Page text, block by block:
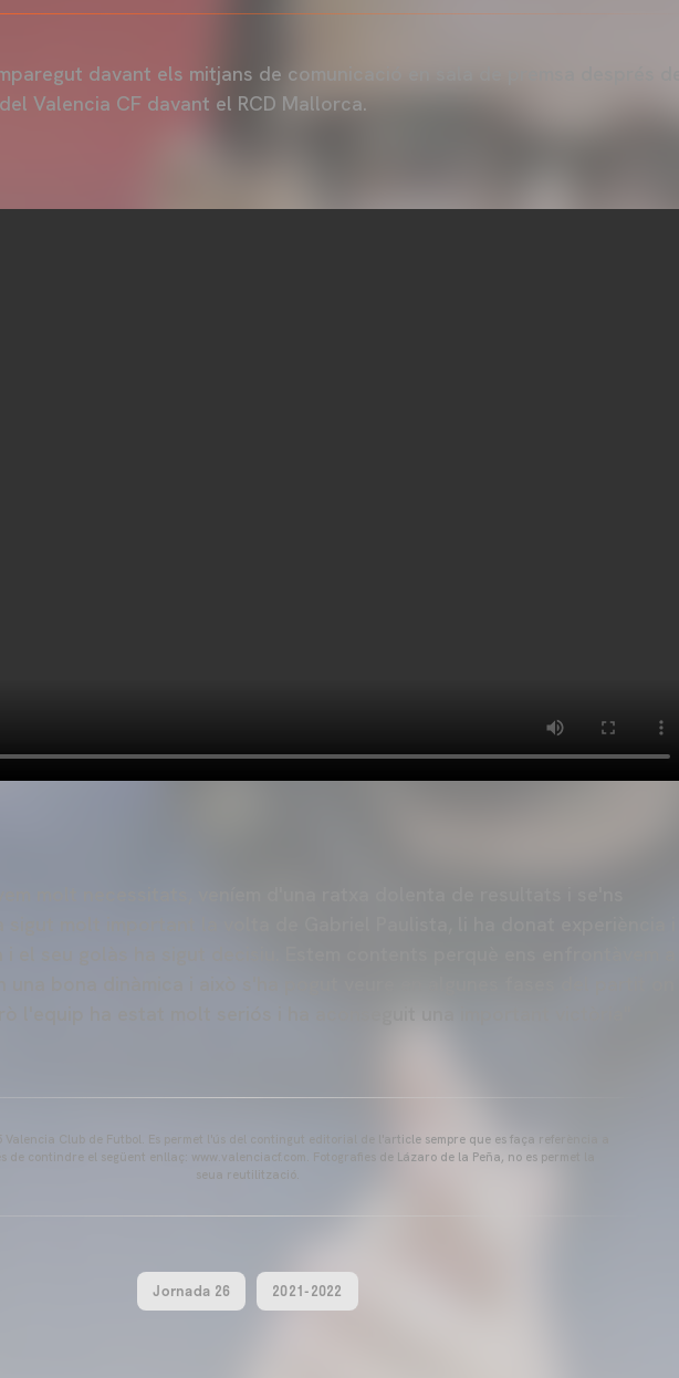
davant els mitjans de comunicació en sala de premsa després de
Valencia CF davant el RCD Mallorca.
Valencia Club de Futbol. Es permet l'ús del contingut editorial de l'article sempre que es faça referència a
de contindre el següent enllaç: www.valenciacf.com. Fotografies de Lázaro de la Peña, no es permet la
seua reutilització.
Jornada 26 2021-2022